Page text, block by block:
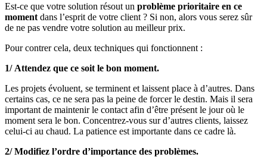
Est-ce que votre solution résout un problème prioritaire en ce
moment dans l’esprit de votre client ? Si non, alors vous serez sûr
de ne pas vendre votre solution au meilleur prix.
Pour contrer cela, deux techniques qui fonctionnent :
1/ Attendez que ce soit le bon moment.
Les projets évoluent, se terminent et laissent place à d’autres. Dans
certains cas, ce ne sera pas la peine de forcer le destin. Mais il sera
important de maintenir le contact afin d’être présent le jour où le
moment sera le bon. Concentrez-vous sur d’autres clients, laissez
celui-ci au chaud. La patience est importante dans ce cadre là.
2/ Modifiez l’ordre d’importance des problèmes.